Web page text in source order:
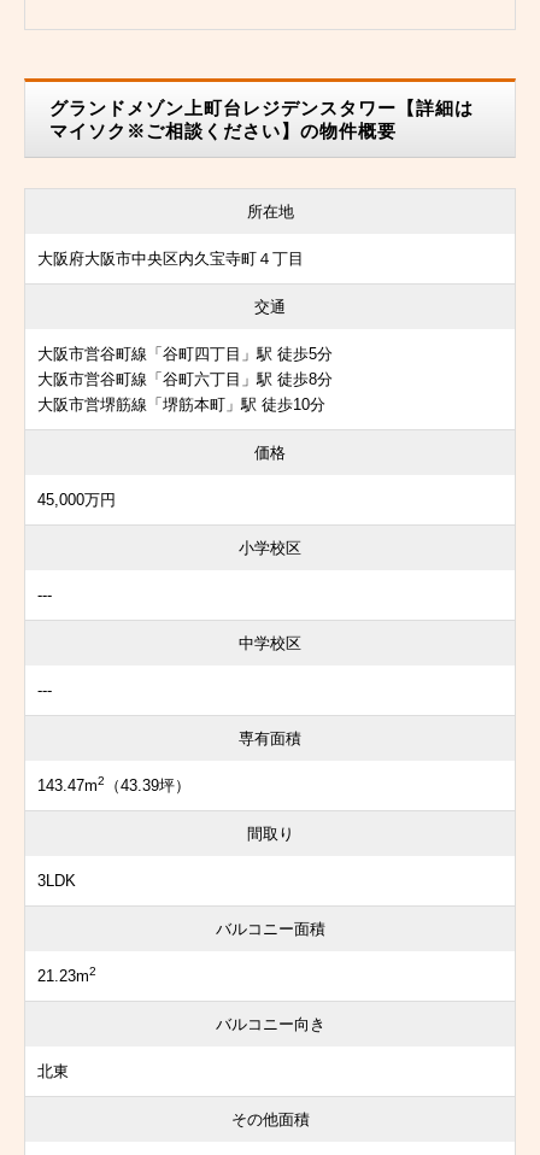
グランドメゾン上町台レジデンスタワー【詳細は
マイソク※ご相談ください】の物件概要
所在地
大阪府大阪市中央区内久宝寺町４丁目
交通
大阪市営谷町線「谷町四丁目」駅 徒歩5分
大阪市営谷町線「谷町六丁目」駅 徒歩8分
大阪市営堺筋線「堺筋本町」駅 徒歩10分
価格
45,000万円
小学校区
---
中学校区
---
専有面積
143.47m2 （43.39坪）
間取り
3LDK
バルコニー面積
21.23m2
バルコニー向き
北東
その他面積